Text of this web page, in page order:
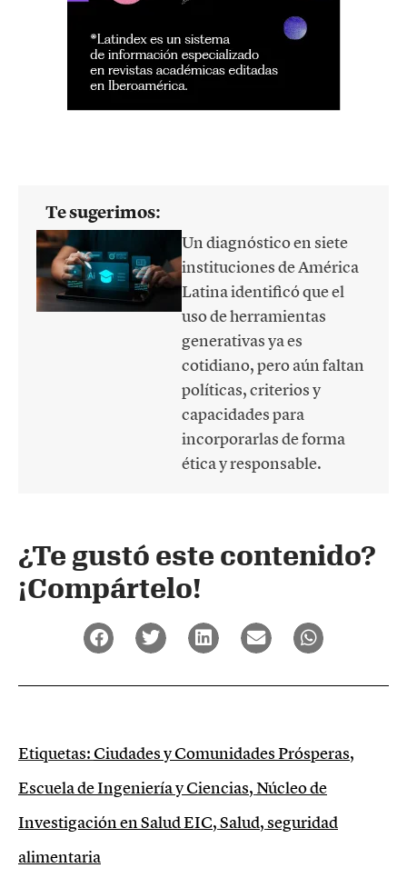
Te sugerimos:
Un diagnóstico en siete
instituciones de América
Latina identificó que el
uso de herramientas
generativas ya es
cotidiano, pero aún faltan
políticas, criterios y
capacidades para
incorporarlas de forma
ética y responsable.
¿Te gustó este contenido?
¡Compártelo!
Etiquetas:Ciudades y Comunidades Prósperas,
Escuela de Ingeniería y Ciencias,Núcleo de
Investigación en Salud EIC,Salud,seguridad
alimentaria